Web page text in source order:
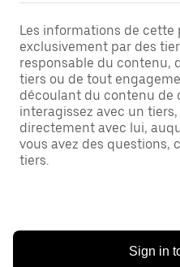
Les informations de cette
exclusivement par des
responsable du contenu,
tiers ou de tout
découlant du contenu de
interagissez avec un
directement avec lui,
vous avez des questions,
tiers.
Sign in